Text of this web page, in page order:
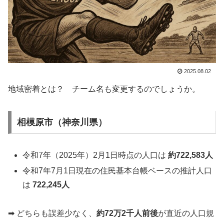
2025.08.02
地域密着とは？ チーム名も変更するのでしょうか。
相模原市（神奈川県）
令和7年（2025年）2月1日時点の人口は約722,583人
令和7年7月1日現在の住民基本台帳ベースの推計人口
は722,245人
➡ どちらも誤差少なく、 約72万2千人前後が直近の人口規